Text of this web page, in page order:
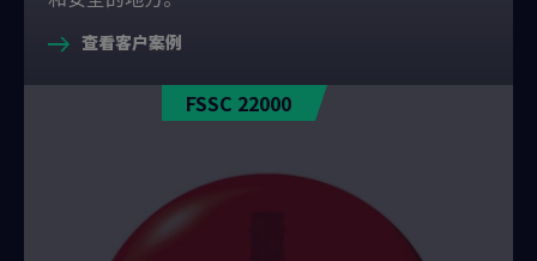
查看客户案例
FSSC 22000